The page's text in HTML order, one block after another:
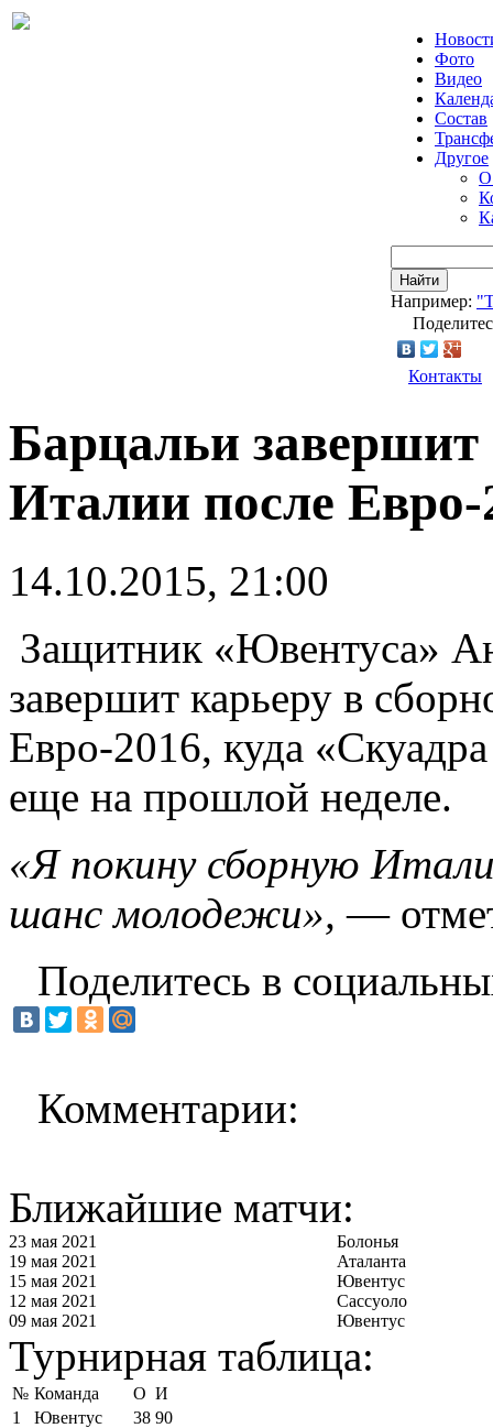
Фото
Видео
Состав
Другое
О
Найти
Например:
Контакты
Барцальи завершит
Италии после Евро-
14.10.2015, 21:00
Защитник «Ювентуса»
завершит карьеру в
Евро-2016, куда
еще на прошлой неделе.
«Я покину сборную
шанс молодежи», —
Поделитесь в
Комментарии:
Ближайшие матчи:
23 мая 2021
Болонья
19 мая 2021
Аталанта
15 мая 2021
Ювентус
12 мая 2021
Сассуоло
09 мая 2021
Ювентус
Турнирная таблица:
№ Команда О И
1
Ювентус 38 90